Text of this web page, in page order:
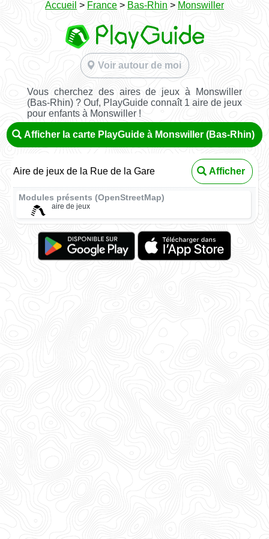
Accueil > France > Bas-Rhin > Monswiller
Voir autour de moi
Vous cherchez des aires de jeux à Monswiller
(Bas-Rhin) ? Ouf, PlayGuide connaît 1 aire de jeux
pour enfants à Monswiller !
Afficher la carte PlayGuide à Monswiller (Bas-Rhin)
Aire de jeux de la Rue de la Gare Afficher
Modules présents (OpenStreetMap)
aire de jeux